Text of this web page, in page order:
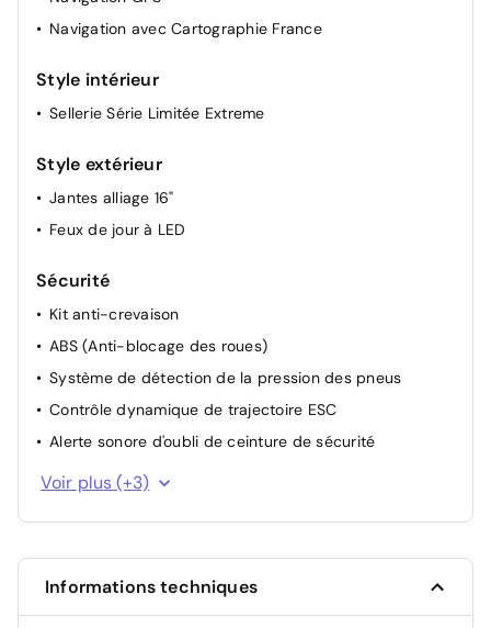
Câble de recharge rapide à domicile (22 kW) ou sur
Navigation avec Cartographie France
Style intérieur
Sellerie Série Limitée Extreme
Style extérieur
Jantes alliage 16"
Feux de jour à LED
Sécurité
Kit anti-crevaison
ABS (Anti-blocage des roues)
Système de détection de la pression des pneus
Contrôle dynamique de trajectoire ESC
Alerte sonore d'oubli de ceinture de sécurité
Allumage automatique des feux et des essuie-glaces
Voir plus (+3)
Informations techniques